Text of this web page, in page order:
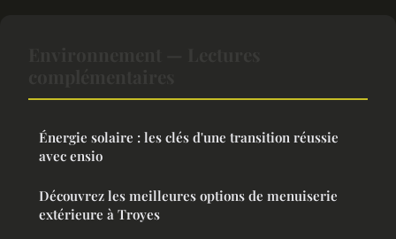
Énergie solaire : les clés d'une transition réussie
avec ensio
Découvrez les meilleures options de menuiserie
extérieure à Troyes